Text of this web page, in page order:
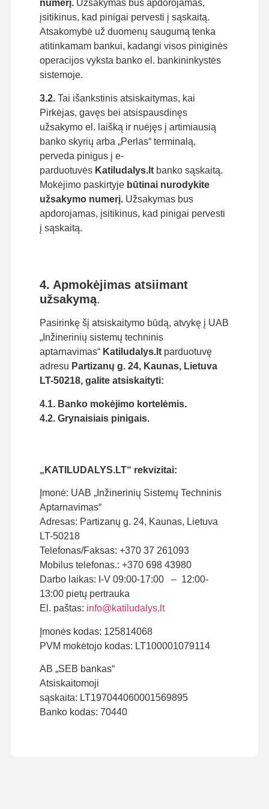
numerį. Užsakymas bus apdorojamas,
įsitikinus, kad pinigai pervesti į sąskaitą.
Atsakomybė už duomenų saugumą tenka
atitinkamam bankui, kadangi visos piniginės
operacijos vyksta banko el. bankininkystės
sistemoje.
3.2. Tai išankstinis atsiskaitymas, kai
Pirkėjas, gavęs bei atsispausdinęs
užsakymo el. laišką ir nuėjęs į artimiausią
banko skyrių arba „Perlas“ terminalą,
perveda pinigus į e-
parduotuvės Katiludalys.lt banko sąskaitą.
Mokėjimo paskirtyje būtinai nurodykite
užsakymo numerį. Užsakymas bus
apdorojamas, įsitikinus, kad pinigai pervesti
į sąskaitą.
4. Apmokėjimas atsiimant
užsakymą.
Pasirinkę šį atsiskaitymo būdą, atvykę į UAB
„Inžinerinių sistemų techninis
aptarnavimas“ Katiludalys.lt parduotuvę
adresu Partizanų g. 24, Kaunas, Lietuva
LT-50218, galite atsiskaityti:
4.1. Banko mokėjimo kortelėmis.
4.2. Grynaisiais pinigais.
„KATILUDALYS.LT“ rekvizitai:
Įmonė: UAB „Inžinerinių Sistemų Techninis
Aptarnavimas“
Adresas: Partizanų g. 24, Kaunas, Lietuva
LT-50218
Telefonas/Faksas: +370 37 261093
Mobilus telefonas.: +370 698 43980
Darbo laikas: I-V 09:00-17:00 – 12:00-
13:00 pietų pertrauka
El. paštas: info@katiludalys.lt
Įmonės kodas: 125814068
PVM mokėtojo kodas: LT100001079114
AB „SEB bankas“
Atsiskaitomoji
sąskaita: LT197044060001569895
Banko kodas: 70440